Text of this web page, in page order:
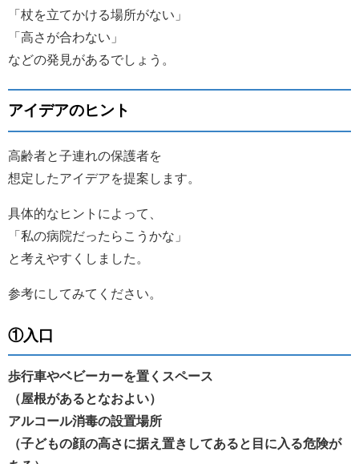
「杖を立てかける場所がない」
「高さが合わない」
などの発見があるでしょう。
アイデアのヒント
高齢者と子連れの保護者を
想定したアイデアを提案します。
具体的なヒントによって、
「私の病院だったらこうかな」
と考えやすくしました。
参考にしてみてください。
①入口
歩行車やベビーカーを置くスペース
（屋根があるとなおよい）
アルコール消毒の設置場所
（子どもの顔の高さに据え置きしてあると目に入る危険が